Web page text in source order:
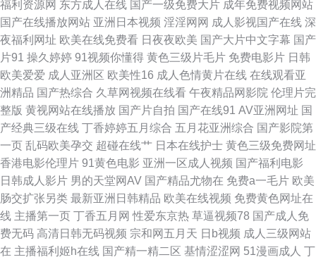
日韩A∨ 中文字幕狠狠干 超碰在视 91黑丝射 美女奸三级 天天干天天干 91桃
色黑丝 国产传媒第九页 欧美性爱激情综合 最新超碰97 成人91 久久丁香网
涩涩爱com 91看片免费下载 超碰在线c66 久久五月亭 日韩A片做爱网站 91
黄色软件 丰满人妻无码 欧美草逼网 午夜青青草一区 91香蕉蜜桃 国产91视频
网站 黄色先锋资源 日本中文视频 91V精品 大香蕉AV网 蜜桃91视频 五月花
社区电影 阿v在线观看 激情福利午夜 日本不卡AC 伊人影院能玩av 操碰97
免费看91网站 午夜老湿机福利 99超碰麻豆 精品第9页 日韩无码四区 91大神
福利资源网 东方成人在线 国产一级免费大片 成年免费视频网站
国产在线播放网站 亚洲日本视频 淫淫网网 成人影视国产在线 深
夜福利网址 欧美在线免费看 日夜夜欧美 国产大片中文字幕 国产
片91 操久婷婷 91视频你懂得 黄色三级片毛片 免费电影片 日韩
欧美爱爱 成人亚洲区 欧美性16 成人色情黄片在线 在线观看亚
洲精品 国产热综合 久草网视频在线看 午夜精品网影院 伦理片完
整版 黄视网站在线播放 国产片自拍 国产在线91 AV亚洲网址 国
产经典三级在线 丁香婷婷五月综合 五月花亚洲综合 国产影院第
一页 乱码欧美孕交 超碰在线艹 日本在线护士 黄色三级免费网址
香港电影伦理片 91黄色电影 亚洲一区成人视频 国产福利电影
日韩成人影片 男的天堂网AV 国产精品尤物在 免费a一毛片 欧美
肠交扩张另类 最新亚洲日韩精品 欧美在线视频 免费黄色网址在
线 主播第一页 丁香五月网 性爱东京热 草逼视频78 国产成人免
费无码 高清日韩无码视频 宗和网五月天 日b视频 成人三级网站
在 主播福利姬h在线 国产精一精二区 基情涩涩网 51漫画成人 丁